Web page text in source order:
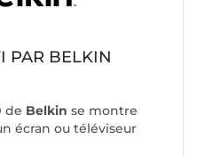
PAR BELKIN
de Belkin se montre
écran ou téléviseur